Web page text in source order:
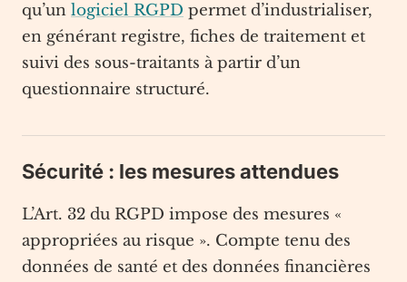
qu’un logiciel RGPD permet d’industrialiser,
en générant registre, fiches de traitement et
suivi des sous-traitants à partir d’un
questionnaire structuré.
Sécurité : les mesures attendues
L’Art. 32 du RGPD impose des mesures «
appropriées au risque ». Compte tenu des
données de santé et des données financières